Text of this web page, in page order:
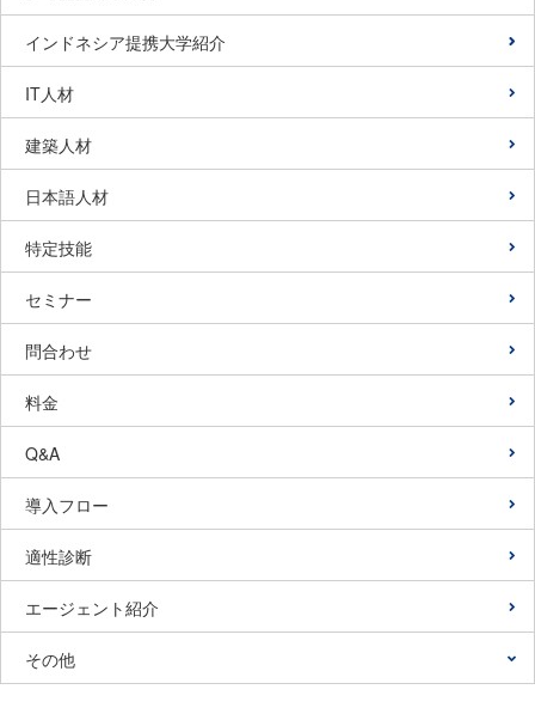
インドネシア提携大学紹介
IT人材
建築人材
日本語人材
特定技能
セミナー
問合わせ
料金
Q&A
導入フロー
適性診断
エージェント紹介
その他